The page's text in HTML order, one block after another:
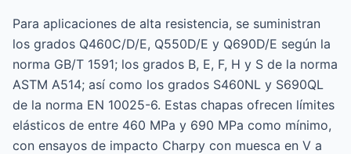
Para aplicaciones de alta resistencia, se suministran
los grados Q460C/D/E, Q550D/E y Q690D/E según la
norma GB/T 1591; los grados B, E, F, H y S de la norma
ASTM A514; así como los grados S460NL y S690QL
de la norma EN 10025-6. Estas chapas ofrecen límites
elásticos de entre 460 MPa y 690 MPa como mínimo,
con ensayos de impacto Charpy con muesca en V a